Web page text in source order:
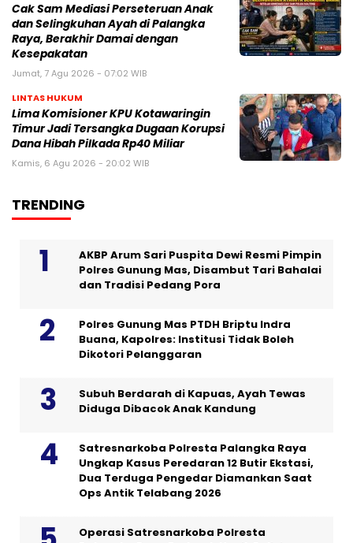
Cak Sam Mediasi Perseteruan Anak
dan Selingkuhan Ayah di Palangka
Raya, Berakhir Damai dengan
Kesepakatan
Jumat, 7 Agu 2026 - 07:02 WIB
LINTAS HUKUM
Lima Komisioner KPU Kotawaringin
Timur Jadi Tersangka Dugaan Korupsi
Dana Hibah Pilkada Rp40 Miliar
Kamis, 6 Agu 2026 - 20:02 WIB
TRENDING
AKBP Arum Sari Puspita Dewi Resmi Pimpin
Polres Gunung Mas, Disambut Tari Bahalai
dan Tradisi Pedang Pora
Polres Gunung Mas PTDH Briptu Indra
Buana, Kapolres: Institusi Tidak Boleh
Dikotori Pelanggaran
Subuh Berdarah di Kapuas, Ayah Tewas
Diduga Dibacok Anak Kandung
Satresnarkoba Polresta Palangka Raya
Ungkap Kasus Peredaran 12 Butir Ekstasi,
Dua Terduga Pengedar Diamankan Saat
Ops Antik Telabang 2026
Operasi Satresnarkoba Polresta